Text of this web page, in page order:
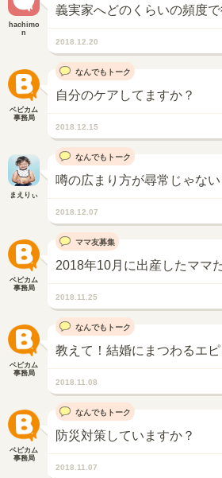
hachimo
n
義実家へどのくらいの頻度
2018.12.20
ベビカム
事務局
自分のケアしてますか？
なんでもトーク
2018.12.15
まえりぃ
噂の広まり方が尋常じゃない
なんでもトーク
2018.12.07
ベビカム
事務局
2018年10月に出産したママ
ママ友募集
2018.11.25
ベビカム
事務局
教えて！結婚にまつわるエピ
なんでもトーク
2018.11.08
ベビカム
事務局
防災対策していますか？
なんでもトーク
2018.11.07